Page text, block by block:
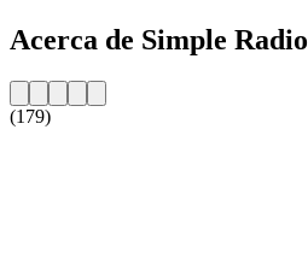
Acerca de Simple Radio
(179)